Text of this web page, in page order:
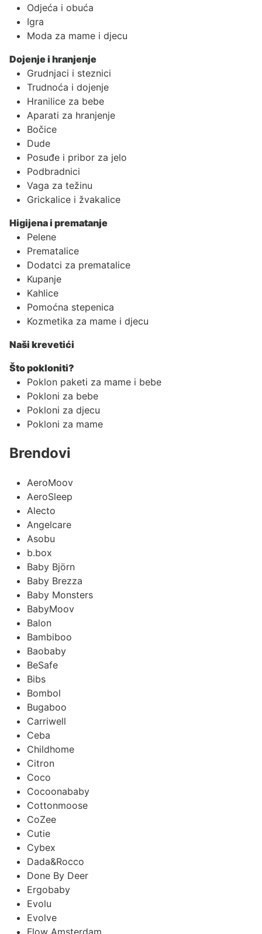
Odjeća i obuća
Igra
Moda za mame i djecu
Dojenje i hranjenje
Grudnjaci i steznici
Trudnoća i dojenje
Hranilice za bebe
Aparati za hranjenje
Bočice
Dude
Posuđe i pribor za jelo
Podbradnici
Vaga za težinu
Grickalice i žvakalice
Higijena i prematanje
Pelene
Prematalice
Dodatci za prematalice
Kupanje
Kahlice
Pomoćna stepenica
Kozmetika za mame i djecu
Naši krevetići
Što pokloniti?
Poklon paketi za mame i bebe
Pokloni za bebe
Pokloni za djecu
Pokloni za mame
Brendovi
AeroMoov
AeroSleep
Alecto
Angelcare
Asobu
b.box
Baby Björn
Baby Brezza
Baby Monsters
BabyMoov
Balon
Bambiboo
Baobaby
BeSafe
Bibs
Bombol
Bugaboo
Carriwell
Ceba
Childhome
Citron
Coco
Cocoonababy
Cottonmoose
CoZee
Cutie
Cybex
Dada&Rocco
Done By Deer
Ergobaby
Evolu
Evolve
Flow Amsterdam